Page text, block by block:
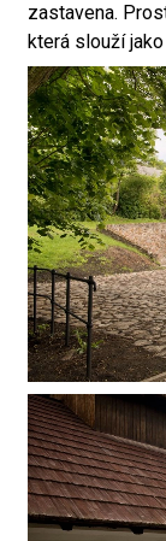
zastavena.
která slouží